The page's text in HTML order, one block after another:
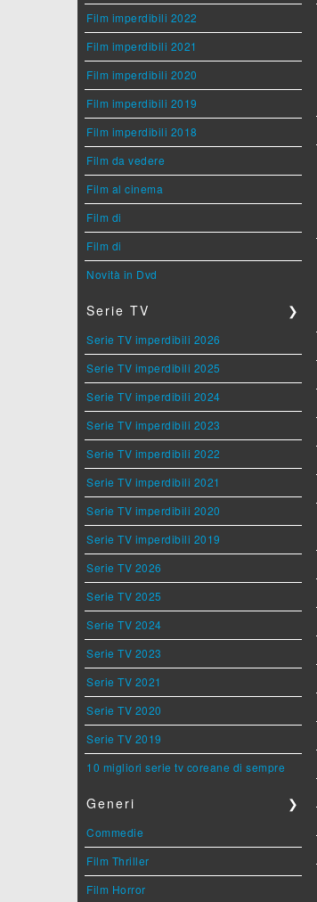
Film imperdibili 2022
Film imperdibili 2021
Film imperdibili 2020
Film imperdibili 2019
Film imperdibili 2018
Film da vedere
Film al cinema
Film di
Film di
Novità in Dvd
Serie TV ❯
Serie TV imperdibili 2026
Serie TV imperdibili 2025
Serie TV imperdibili 2024
Serie TV imperdibili 2023
Serie TV imperdibili 2022
Serie TV imperdibili 2021
Serie TV imperdibili 2020
Serie TV imperdibili 2019
Serie TV 2026
Serie TV 2025
Serie TV 2024
Serie TV 2023
Serie TV 2021
Serie TV 2020
Serie TV 2019
10 migliori serie tv coreane di sempre
Generi ❯
Commedie
Film Thriller
Film Horror